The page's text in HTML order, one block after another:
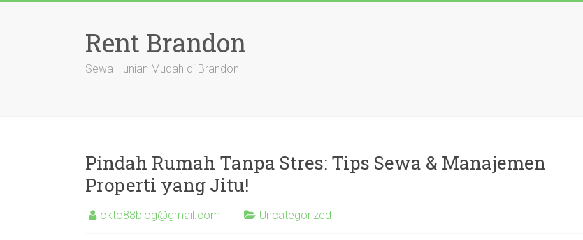
Rent Brandon
Sewa Hunian Mudah di Brandon
Pindah Rumah Tanpa Stres: Tips Sewa & Manajemen
Properti yang Jitu!
okto88blog@gmail.com Uncategorized